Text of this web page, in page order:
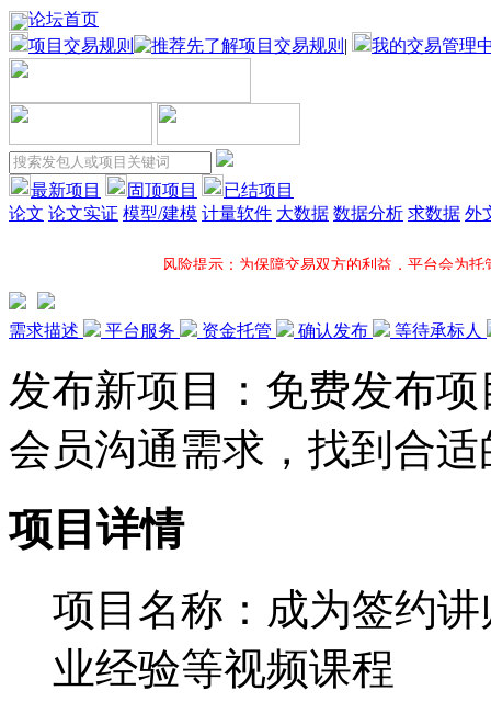
论坛首页
项目交易规则
| 我的交易管理
最新项目 固顶项目
已结项目
论文 论文实证 模型/建模 计量软件 大数据 数据分析 求数据 外
风险提示：为保障交易双方的利益，平台会为
项目固顶：固顶将大大增加您所发布项目的应征机率并在固顶项
一对一服务：平台项目专员全程一对一跟进您的项目，
超低服务费：接包方提现时，平台方只收取5%服
需求描述 平台服务 资金托管 确认发布 等待承标人
发布新项目：免费发布
会员沟通需求，找到合
项目详情
项目名称： 成为签约
业经验等视频课程